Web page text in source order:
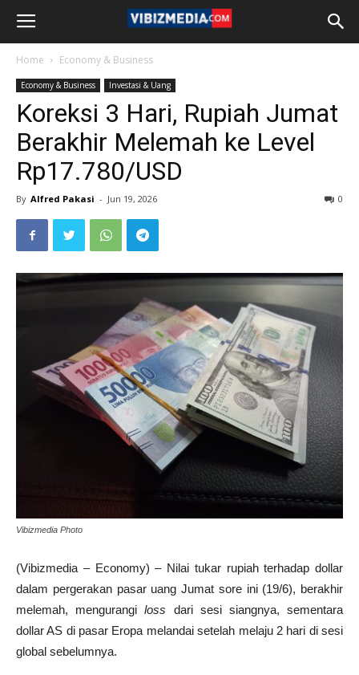
Home Economy & Business
Economy & Business Investasi & Uang
Koreksi 3 Hari, Rupiah Jumat
Berakhir Melemah ke Level
Rp17.780/USD
By Alfred Pakasi - Jun 19, 2026 0
Vibizmedia Photo
(Vibizmedia – Economy) – Nilai tukar rupiah terhadap dollar
dalam pergerakan pasar uang Jumat sore ini (19/6), berakhir
melemah, mengurangiloss dari sesi siangnya, sementara
dollar AS di pasar Eropa melandai setelah melaju 2 hari di sesi
global sebelumnya.